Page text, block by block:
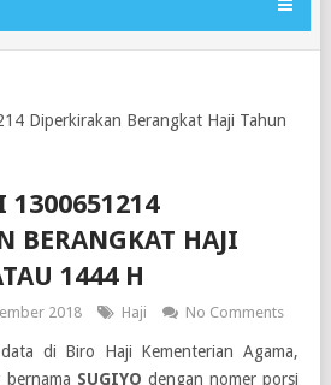
Diperkirakan Berangkat Haji Tahun
1300651214
BERANGKAT HAJI
1444 H
2018 Haji No Comments
di Biro Haji Kementerian Agama,
bernama SUGIYO dengan nomer porsi